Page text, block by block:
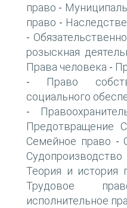
право -
право -
-
розыскная
Права человека -
- Право
социального
-
Предотвращение
Семейное право -
Судопроизводство
Теория и история
Трудовое
исполнительное